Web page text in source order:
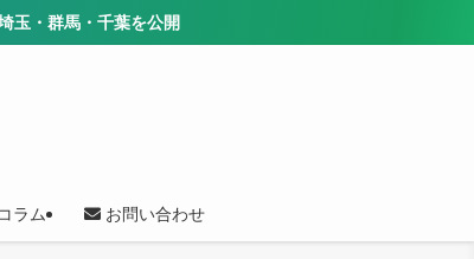
コラム お問い合わせ